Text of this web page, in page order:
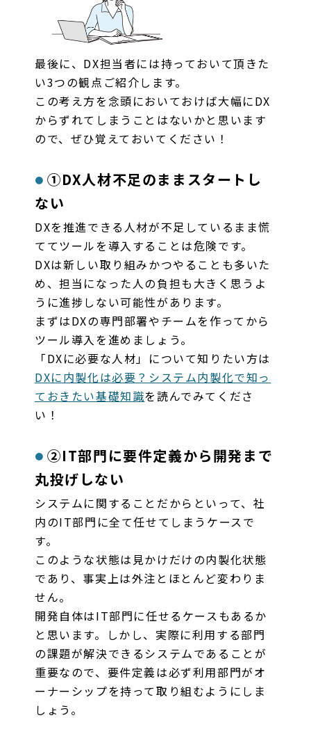
最後に、DX担当者には持っておいて頂きた
い3つの観点ご紹介します。
この考え方を念頭においておけば大幅にDX
からずれてしまうことはないかと思います
ので、ぜひ覚えておいてください！
①DX人材不足のままスタートし
ない
DXを推進できる人材が不足しているまま慌
ててツールを導入することは危険です。
DXは新しい取り組みかつやることも多いた
め、担当になった人の負担も大きく思うよ
うに進捗しない可能性があります。
まずはDXの専門部署やチームを作ってから
ツール導入を進めましょう。
「DXに必要な人材」について知りたい方は
DXに内製化は必要？システム内製化で知っ
ておきたい基礎知識を読んでみてくださ
い！
②IT部門に要件定義から開発まで
丸投げしない
システムに関することだからといって、社
内のIT部門に全て任せてしまうケースで
す。
このような状態は見かけだけの内製化状態
であり、事実上は外注とほとんど変わりま
せん。
開発自体はIT部門に任せるケースもあるか
と思います。しかし、実際に利用する部門
の課題が解決できるシステムであることが
重要なので、要件定義は必ず利用部門がオ
ーナーシップを持って取り組むようにしま
しょう。